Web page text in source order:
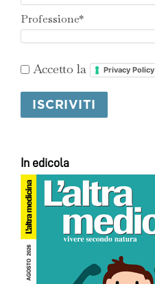
Professione*
Accetto la Privacy Policy
In edicola